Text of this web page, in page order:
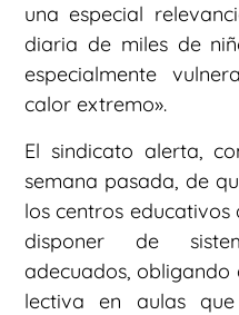
una especial
diaria de miles de
especialmente
calor extremo».
El sindicato alerta,
semana pasada, de
los centros
disponer de
adecuados,
lectiva en aulas